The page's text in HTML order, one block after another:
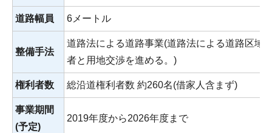
道路幅員 6メートル
整備手法
道路法による道路事業(道路法による道路区域
者と用地交渉を進める。)
権利者数 総沿道権利者数 約260名(借家人含まず)
事業期間
(予定)
2019年度から2026年度まで